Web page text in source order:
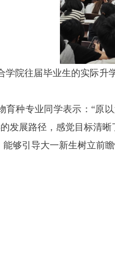
学院往届毕业生的实际升
育种专业同学表示：“原
发展路径，感觉目标清晰
够引导大一新生树立前